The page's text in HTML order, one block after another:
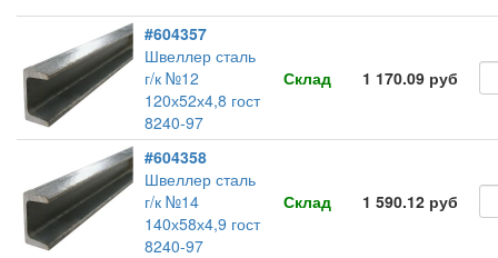
#604357
Швеллер сталь
г/к №12
120х52х4,8 гост
8240-97
Склад 1 170.09 руб
#604358
Швеллер сталь
г/к №14
140х58х4,9 гост
8240-97
Склад 1 590.12 руб